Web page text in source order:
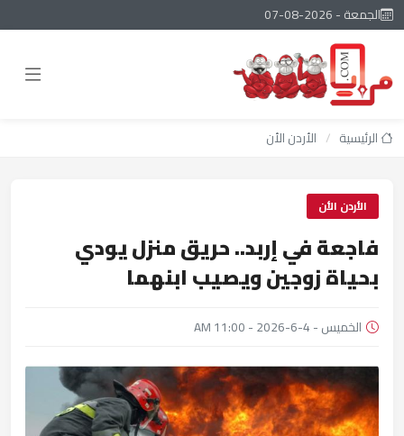
الجمعة - 2026-08-07
الرئيسية / الأردن الأن
الأردن الأن
فاجعة في إربد.. حريق منزل يودي
بحياة زوجين ويصيب ابنهما
الخميس - 4-6-2026 - 11:00 AM